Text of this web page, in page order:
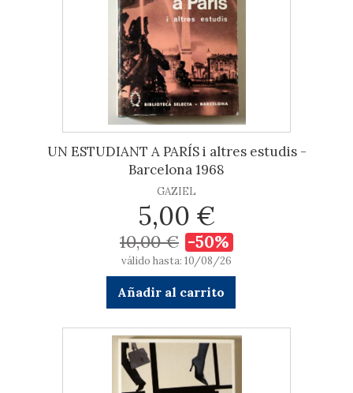
UN ESTUDIANT A PARÍS i altres estudis -
Barcelona 1968
GAZIEL
5,00 €
10,00 € -50%
válido hasta: 10/08/26
Añadir al carrito